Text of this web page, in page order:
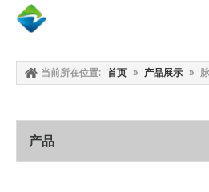
当前所在位置: 首页 » 产品展示 »
产品